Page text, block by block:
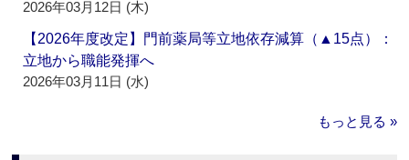
2026年03月12日 (木)
【2026年度改定】門前薬局等立地依存減算（▲15点）：
立地から職能発揮へ
2026年03月11日 (水)
もっと見る »